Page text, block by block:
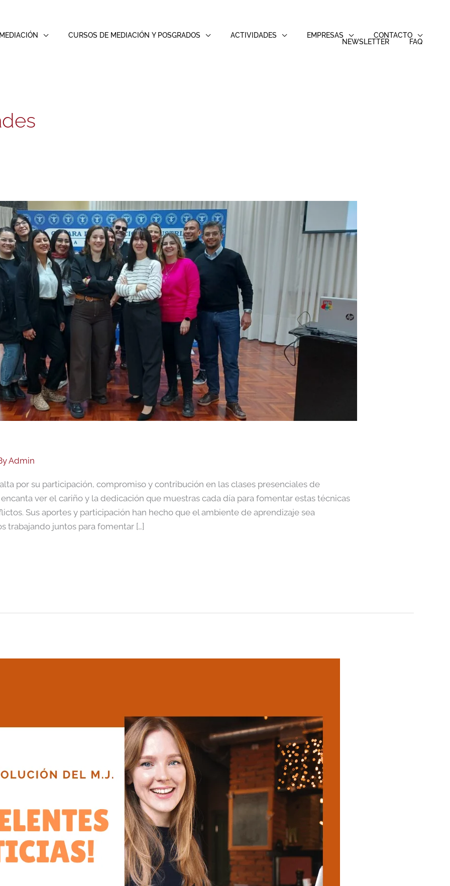
MEDIACIÓN CURSOS DE MEDIACIÓN Y POSGRADOS ACTIVIDADES EMPRESAS
CONTACTO
NEWSLETTER
FAQ
Admin
por su participación, compromiso y contribución en las clases presenciales de
ver el cariño y la dedicación que muestras cada día para fomentar estas técnicas
Sus aportes y participación han hecho que el ambiente de aprendizaje sea
trabajando juntos para fomentar […]